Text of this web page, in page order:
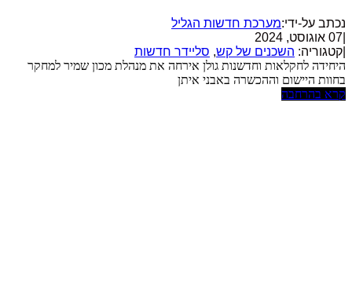
נכתב על-ידי:מערכת חדשות הגליל
07 אוגוסט, 2024
קטגוריה: השכנים של קש, סליידר חדשות
היחידה לחקלאות וחדשנות גולן אירחה את מנהלת מכון שמיר למחקר
בחוות היישום וההכשרה באבני איתן
קרא בהרחבה